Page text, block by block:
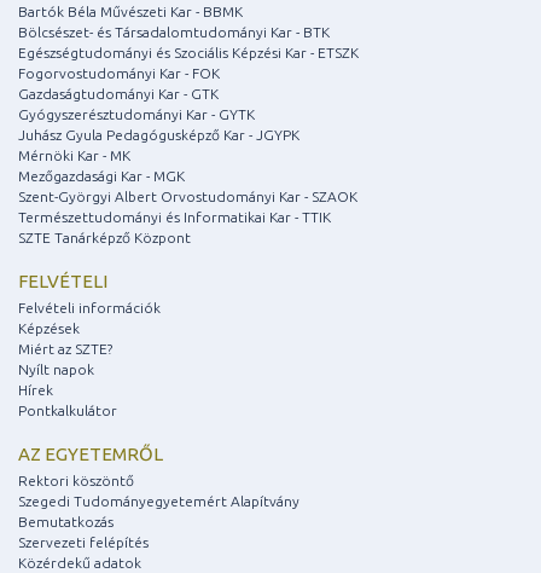
Bartók Béla Művészeti Kar - BBMK
Bölcsészet- és Társadalomtudományi Kar - BTK
Egészségtudományi és Szociális Képzési Kar - ETSZK
Fogorvostudományi Kar - FOK
Gazdaságtudományi Kar - GTK
Gyógyszerésztudományi Kar - GYTK
Juhász Gyula Pedagógusképző Kar - JGYPK
Mérnöki Kar - MK
Mezőgazdasági Kar - MGK
Szent-Györgyi Albert Orvostudományi Kar - SZAOK
Természettudományi és Informatikai Kar - TTIK
SZTE Tanárképző Központ
FELVÉTELI
Felvételi információk
Képzések
Miért az SZTE?
Nyílt napok
Hírek
Pontkalkulátor
AZ EGYETEMRŐL
Rektori köszöntő
Szegedi Tudományegyetemért Alapítvány
Bemutatkozás
Szervezeti felépítés
Közérdekű adatok